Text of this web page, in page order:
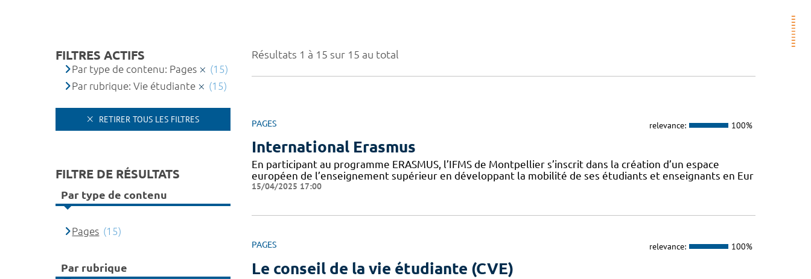
Résultats 1 à 15 sur 15 au total
PAGES relevance: 100%
International Erasmus
En participant au programme ERASMUS, l’IFMS de Montpellier s’inscrit dans la création d’un espace
européen de l’enseignement supérieur en développant la mobilité de ses étudiants et enseignants en Eur
15/04/2025 17:00
PAGES relevance: 100%
Le conseil de la vie étudiante (CVE)
FILTRES ACTIFS
Par type de contenu: Pages
(15)
Par rubrique: Vie étudiante
(15)
RETIRER TOUS LES FILTRES
FILTRE DE RÉSULTATS
Par type de contenu
Pages (15)
Par rubrique